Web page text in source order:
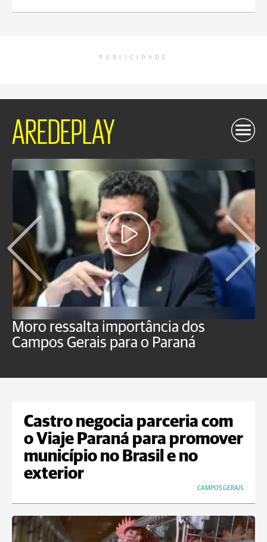
PUBLICIDADE
AREDEPLAY
Moro ressalta importância dos
Campos Gerais para o Paraná
Castro negocia parceria com
o Viaje Paraná para promover
município no Brasil e no
exterior
CAMPOS GERAIS